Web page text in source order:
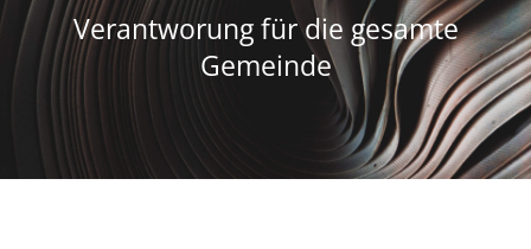
Verantworung für die gesamte
Gemeinde